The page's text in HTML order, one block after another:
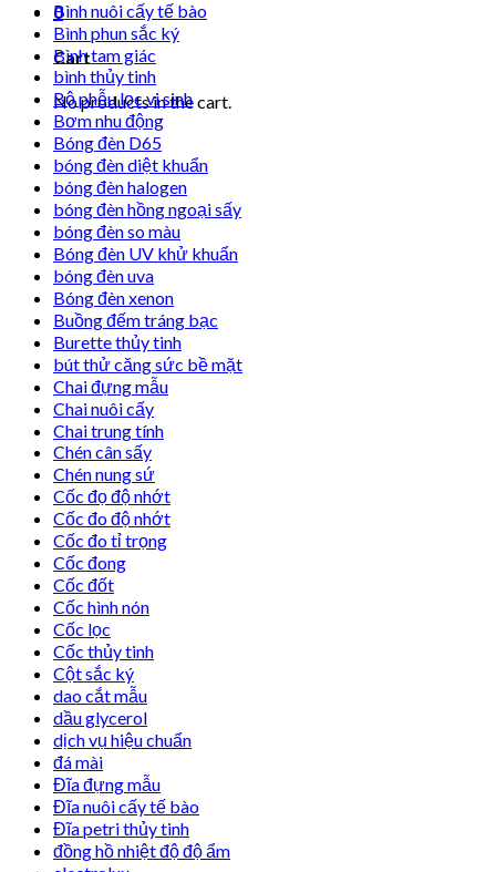
0
Cart
No products in the cart.
Bình nuôi cấy tế bào
Bình phun sắc ký
Bình tam giác
bình thủy tinh
Bộ phễu lọc vi sinh
Bơm nhu động
Bóng đèn D65
bóng đèn diệt khuẩn
bóng đèn halogen
bóng đèn hồng ngoại sấy
bóng đèn so màu
Bóng đèn UV khử khuẩn
bóng đèn uva
Bóng đèn xenon
Buồng đếm tráng bạc
Burette thủy tinh
bút thử căng sức bề mặt
Chai đựng mẫu
Chai nuôi cấy
Chai trung tính
Chén cân sấy
Chén nung sứ
Cốc đọ độ nhớt
Cốc đo độ nhớt
Cốc đo tỉ trọng
Cốc đong
Cốc đốt
Cốc hình nón
Cốc lọc
Cốc thủy tinh
Cột sắc ký
dao cắt mẫu
dầu glycerol
dịch vụ hiệu chuẩn
đá mài
Đĩa đựng mẫu
Đĩa nuôi cấy tế bào
Đĩa petri thủy tinh
đồng hồ nhiệt độ độ ẩm